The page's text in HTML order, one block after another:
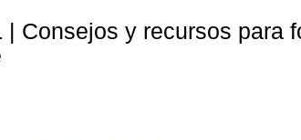
| Consejos y recursos para